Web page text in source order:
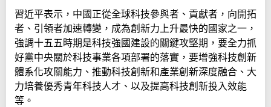
習近平表示，中國正從全球科技參與者、貢獻者，向開拓
者、引領者加速轉變，成為創新力上升最快的國家之一，
強調十五五時期是科技強國建設的關鍵攻堅期，要全力抓
好黨中央關於科技事業各項部署的落實，要增強科技創新
體系化攻關能力、推動科技創新和產業創新深度融合、大
力培養優秀青年科技人才、以及提高科技創新投入效能
等。